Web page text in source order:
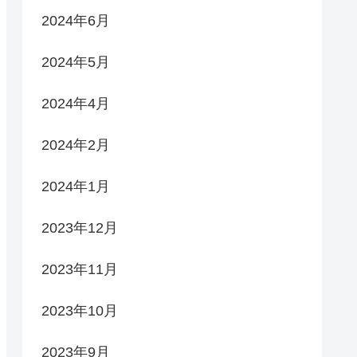
2024年6月
2024年5月
2024年4月
2024年2月
2024年1月
2023年12月
2023年11月
2023年10月
2023年9月